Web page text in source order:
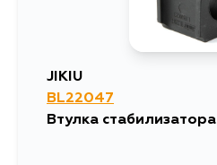
JIKIU
BL22047
Втулка стабилизатора